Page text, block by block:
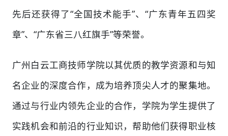
先后还获得了“全国技术能手”、“广东青年五四奖
章”、“广东省三八红旗手”等荣誉。
广州白云工商技师学院以其优质的教学资源和与知
名企业的深度合作，成为培养顶尖人才的聚集地。
通过与行业内领先企业的合作，学院为学生提供了
实践机会和前沿的行业知识，帮助他们获得职业核